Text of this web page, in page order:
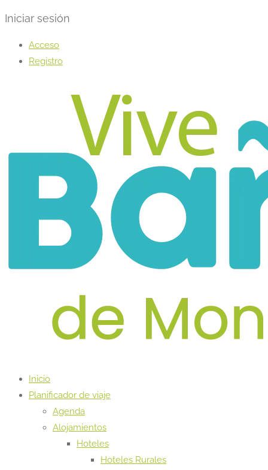
Iniciar sesión
Acceso
Registro
Inicio
Planificador de viaje
Agenda
Alojamientos
Hoteles
Hoteles Rurales